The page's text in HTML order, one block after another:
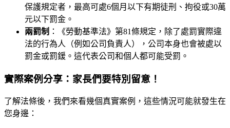
保護規定者，最高可處6個月以下有期徒刑、拘役或30萬
元以下罰金。
兩罰制 ：《勞動基準法》第81條規定，除了處罰實際違
法的行為人（例如公司負責人），公司本身也會被處以
罰金或罰鍰。這代表公司和個人都可能受罰。
實際案例分享：家長們要特別留意！
了解法條後，我們來看幾個真實案例，這些情況可能就發生在
您身邊：